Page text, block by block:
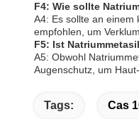
F4: Wie sollte
A4: Es sollte an einem
empfohlen, um
F5: Ist
A5: Obwohl
Augenschutz, um
Tags: Cas